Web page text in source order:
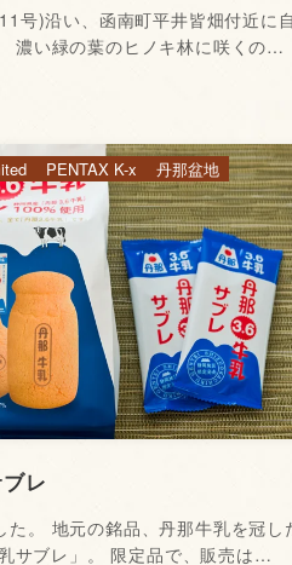
号)沿い、函南町平井皆畑付近に
濃い緑の葉のヒノキ林に咲くの…
レ
た。 地元の銘品、丹那牛乳を冠し
サブレ」。 限定品で、販売は…
PENTAX K-x 丹那盆地